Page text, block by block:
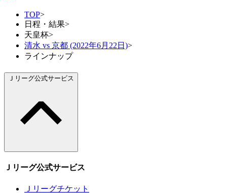
TOP>
日程・結果>
天皇杯>
清水 vs 京都 (2022年6月22日)>
ラインナップ
Ｊリーグ公式サービス
Ｊリーグ公式サービス
Ｊリーグチケット